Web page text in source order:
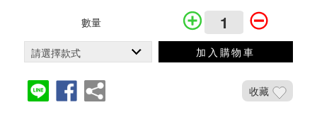
數量
加入購物車
收藏